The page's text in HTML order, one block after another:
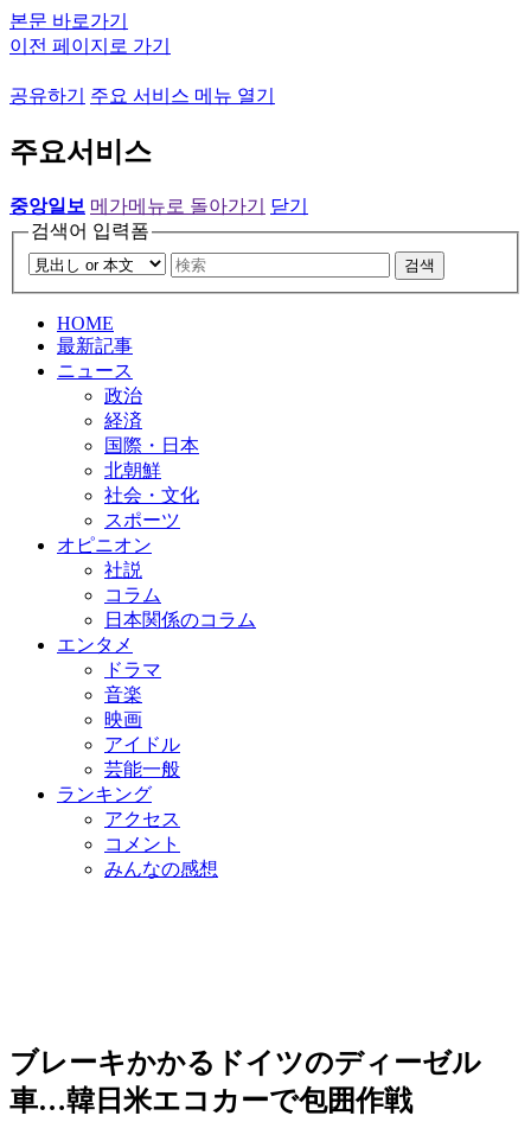
본문 바로가기
이전 페이지로 가기
공유하기 주요 서비스 메뉴 열기
주요서비스
중앙일보 메가메뉴로 돌아가기
닫기
검색어 입력폼
검색
HOME
最新記事
ニュース
政治
経済
国際・日本
北朝鮮
社会・文化
スポーツ
オピニオン
社説
コラム
日本関係のコラム
エンタメ
ドラマ
音楽
映画
アイドル
芸能一般
ランキング
アクセス
コメント
みんなの感想
ブレーキかかるドイツのディーゼル
車…韓日米エコカーで包囲作戦